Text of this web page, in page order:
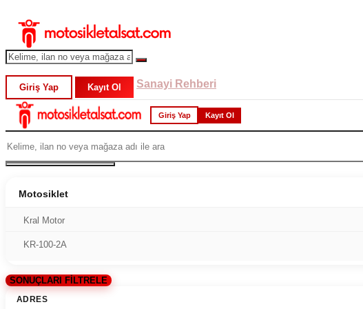
Giriş Yap Kayıt Ol Sanayi Rehberi
Giriş Yap Kayıt Ol
Motosiklet
Kral Motor
KR-100-2A
SONUÇLARI FİLTRELE
ADRES